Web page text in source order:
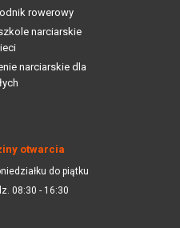
rowerowy
narciarskie
narciarskie dla
otwarcia
do piątku
08:30 - 16:30